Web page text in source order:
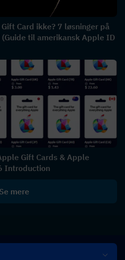
Card ikke? 7 løsninger på
til amerikansk Apple ID
Gift Cards & Apple
Introduction
Se mere